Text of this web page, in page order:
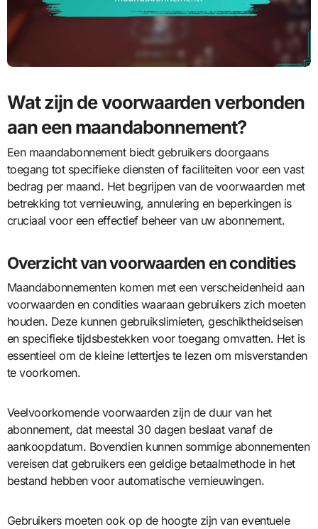
Wat zijn de voorwaarden verbonden
aan een maandabonnement?
Een maandabonnement biedt gebruikers doorgaans
toegang tot specifieke diensten of faciliteiten voor een vast
bedrag per maand. Het begrijpen van de voorwaarden met
betrekking tot vernieuwing, annulering en beperkingen is
cruciaal voor een effectief beheer van uw abonnement.
Overzicht van voorwaarden en condities
Maandabonnementen komen met een verscheidenheid aan
voorwaarden en condities waaraan gebruikers zich moeten
houden. Deze kunnen gebruikslimieten, geschiktheidseisen
en specifieke tijdsbestekken voor toegang omvatten. Het is
essentieel om de kleine lettertjes te lezen om misverstanden
te voorkomen.
Veelvoorkomende voorwaarden zijn de duur van het
abonnement, dat meestal 30 dagen beslaat vanaf de
aankoopdatum. Bovendien kunnen sommige abonnementen
vereisen dat gebruikers een geldige betaalmethode in het
bestand hebben voor automatische vernieuwingen.
Gebruikers moeten ook op de hoogte zijn van eventuele